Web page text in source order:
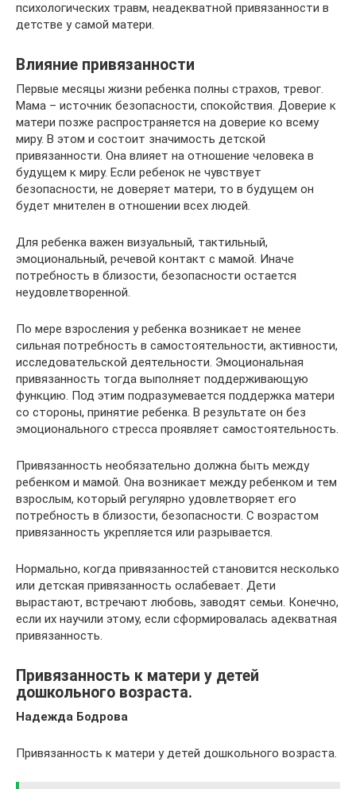
психологических травм, неадекватной привязанности в
детстве у самой матери.
Влияние привязанности
Первые месяцы жизни ребенка полны страхов, тревог.
Мама – источник безопасности, спокойствия. Доверие к
матери позже распространяется на доверие ко всему
миру. В этом и состоит значимость детской
привязанности. Она влияет на отношение человека в
будущем к миру. Если ребенок не чувствует
безопасности, не доверяет матери, то в будущем он
будет мнителен в отношении всех людей.
Для ребенка важен визуальный, тактильный,
эмоциональный, речевой контакт с мамой. Иначе
потребность в близости, безопасности остается
неудовлетворенной.
По мере взросления у ребенка возникает не менее
сильная потребность в самостоятельности, активности,
исследовательской деятельности. Эмоциональная
привязанность тогда выполняет поддерживающую
функцию. Под этим подразумевается поддержка матери
со стороны, принятие ребенка. В результате он без
эмоционального стресса проявляет самостоятельность.
Привязанность необязательно должна быть между
ребенком и мамой. Она возникает между ребенком и тем
взрослым, который регулярно удовлетворяет его
потребность в близости, безопасности. С возрастом
привязанность укрепляется или разрывается.
Нормально, когда привязанностей становится несколько
или детская привязанность ослабевает. Дети
вырастают, встречают любовь, заводят семьи. Конечно,
если их научили этому, если сформировалась адекватная
привязанность.
Привязанность к матери у детей
дошкольного возраста.
Надежда Бодрова
Привязанность к матери у детей дошкольного возраста.